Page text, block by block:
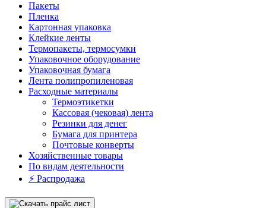
Пакеты
Пленка
Картонная упаковка
Клейкие ленты
Термопакеты, термосумки
Упаковочное оборудование
Упаковочная бумага
Лента полипропиленовая
Расходные материалы
Термоэтикетки
Кассовая (чековая) лента
Резинки для денег
Бумага для принтера
Почтовые конверты
Хозяйственные товары
По видам деятельности
⚡️ Распродажа